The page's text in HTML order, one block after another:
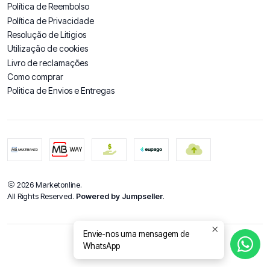
Política de Reembolso
Política de Privacidade
Resolução de Litigios
Utilização de cookies
Livro de reclamações
Como comprar
Politica de Envios e Entregas
2026 Marketonline.
All Rights Reserved. Powered by Jumpseller.
DE VOLTA AO TOPO
Envie-nos uma mensagem de
WhatsApp